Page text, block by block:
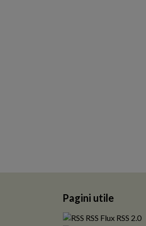
Pagini utile
RSS Flux RSS 2.0